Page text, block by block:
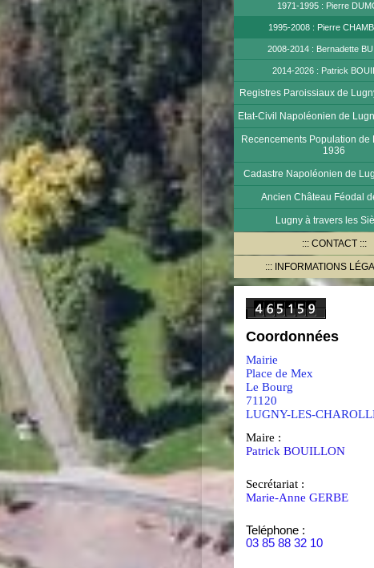
1971-1995 : Pierre
1995-2008 : Pierre
2008-2014 : Bernadette
2014-2026 : Patrick
Registres Paroissiaux de
Etat-Civil Napoléonien de
Recencements Population de
1936
Cadastre Napoléonien de
Ancien Château Féodal
Lugny à travers les
CONTACT
INFORMATIONS
Coordonnées
Mairie
Place de Mex
Le Bourg
71120
LUGNY-LES-
Maire :
Patrick BOUILLON
Secrétariat :
Marie-Anne GERBE
Teléphone :
03 85 88 32 10